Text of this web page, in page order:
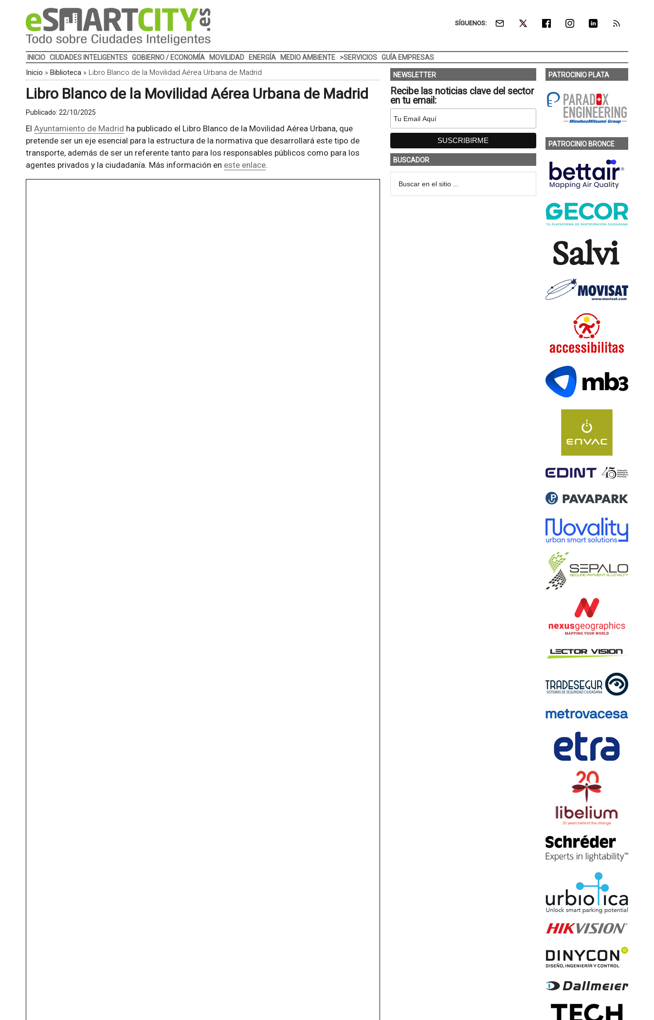
SÍGUENOS:
INICIO CIUDADES INTELIGENTES GOBIERNO / ECONOMÍA MOVILIDAD ENERGÍA MEDIO AMBIENTE >SERVICIOS GUÍA EMPRESAS
Inicio » Biblioteca» Libro Blanco de la Movilidad Aérea Urbana de Madrid
Libro Blanco de la Movilidad Aérea Urbana de Madrid
Publicado: 22/10/2025
El Ayuntamiento de Madrid ha publicado el Libro Blanco de la Movilidad Aérea Urbana, que
pretende ser un eje esencial para la estructura de la normativa que desarrollará este tipo de
transporte, además de ser un referente tanto para los responsables públicos como para los
agentes privados y la ciudadanía. Más información en este enlace.
NEWSLETTER
Recibe las noticias clave del sector
en tu email:
BUSCADOR
PATROCINIO PLATA
PATROCINIO BRONCE